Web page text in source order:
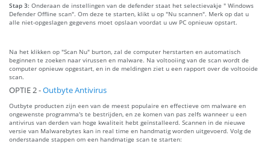
Stap 3: Onderaan de instellingen van de defender staat het selectievakje " Windows
Defender Offline scan". Om deze te starten, klikt u op "Nu scannen". Merk op dat u
alle niet-opgeslagen gegevens moet opslaan voordat u uw PC opnieuw opstart.
Na het klikken op "Scan Nu" burton, zal de computer herstarten en automatisch
beginnen te zoeken naar virussen en malware. Na voltooiing van de scan wordt de
computer opnieuw opgestart, en in de meldingen ziet u een rapport over de voltooide
scan.
OPTIE 2 -Outbyte Antivirus
Outbyte producten zijn een van de meest populaire en effectieve om malware en
ongewenste programma's te bestrijden, en ze komen van pas zelfs wanneer u een
antivirus van derden van hoge kwaliteit hebt geïnstalleerd. Scannen in de nieuwe
versie van Malwarebytes kan in real time en handmatig worden uitgevoerd. Volg de
onderstaande stappen om een handmatige scan te starten: